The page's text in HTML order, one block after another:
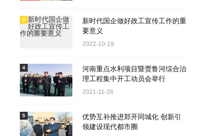
新时代国企做好政工宣传工作的重
要意义
2022-10-19
3
河南重点水利项目暨贾鲁河综合治
理工程集中开工动员会举行
2021-11-26
4
优势互补推进郑开同城化 创新引
领建设现代都市圈
5